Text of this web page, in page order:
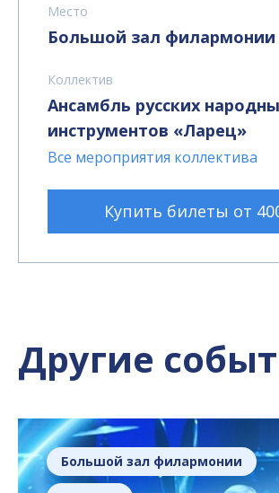
Место
Большой зал филармонии
Коллектив
Ансамбль русских
инструментов «Ларец»
Все мероприятия коллектива
Купить билеты от
Другие
Большой зал филармонии